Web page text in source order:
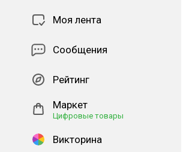
Моя лента
Сообщения
Рейтинг
Маркет
Цифровые товары
Викторина